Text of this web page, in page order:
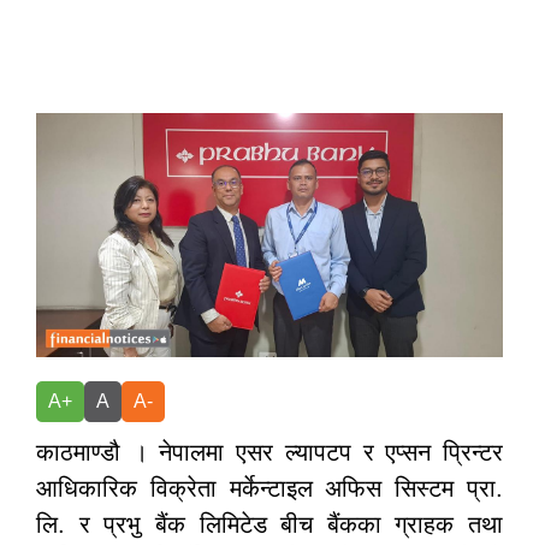
A+ A A-
काठमाण्डौ । नेपालमा एसर ल्यापटप र एप्सन प्रिन्टर
आधिकारिक विक्रेता मर्केन्टाइल अफिस सिस्टम प्रा.
लि. र प्रभु बैंक लिमिटेड बीच बैंकका ग्राहक तथा